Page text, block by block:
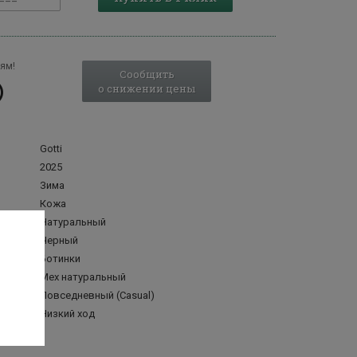
Сообщить
о снижении цены
Gotti
2025
Зима
Кожа
Натуральный
Черный
Ботинки
Мех натуральный
Повседневный (Casual)
Низкий ход